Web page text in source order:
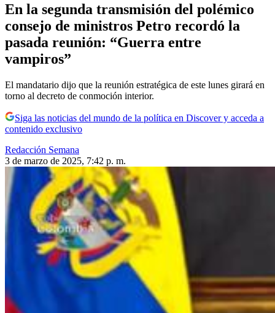
En la segunda transmisión del polémico
consejo de ministros Petro recordó la
pasada reunión: “Guerra entre
vampiros”
El mandatario dijo que la reunión estratégica de este lunes girará en
torno al decreto de conmoción interior.
Siga las noticias del mundo de la política en Discover y acceda a
contenido exclusivo
Redacción Semana
3 de marzo de 2025, 7:42 p. m.